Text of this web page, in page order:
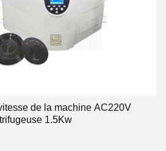
de la machine AC220V
1.5Kw